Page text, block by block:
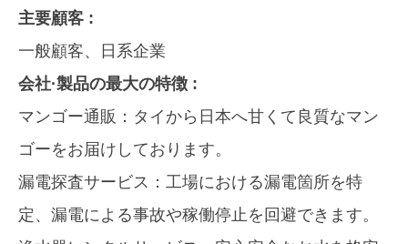
主要顧客 :
一般顧客、日系企業
会社·製品の最大の特徴 :
マンゴー通販：タイから日本へ甘くて良質なマン
ゴーをお届けしております。
漏電探査サービス：工場における漏電箇所を特
定、漏電による事故や稼働停止を回避できます。